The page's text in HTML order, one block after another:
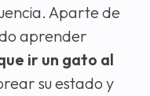
Aparte de
aprender
ir un gato al
su estado y